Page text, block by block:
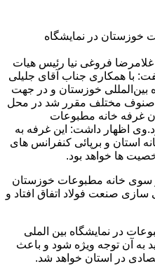
خوزستان در نمایشگاه
فروغی نیا رئیس هیات
با همکاری جناب آقای جلیلی
خوزستان و در جهت
صنوف مختلف مقرر شد در محل
غرفه خانه مطبوعات
اظهار داشت: این غرفه به
استان و برپائی کنفرانس های
ها خواهد بود.
سوی خانه مطبوعات خوزستان
سازی صنعت فولاد اتفاق افتاد و
در نمایشگاه بین الملی
به آن توجه ویژه شود و باعث
در استان خواهد شد.